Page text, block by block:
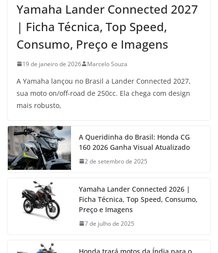
Yamaha Lander Connected 2027
| Ficha Técnica, Top Speed,
Consumo, Preço e Imagens
19 de janeiro de 2026 Marcelo Souza
A Yamaha lançou no Brasil a Lander Connected 2027,
sua moto on/off-road de 250cc. Ela chega com design
mais robusto,
A Queridinha do Brasil: Honda CG
160 2026 Ganha Visual Atualizado
2 de setembro de 2025
Yamaha Lander Connected 2026 |
Ficha Técnica, Top Speed, Consumo,
Preço e Imagens
7 de julho de 2025